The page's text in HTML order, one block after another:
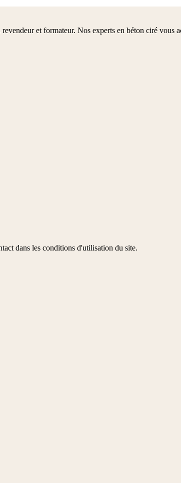
et formateur. Nos experts en béton ciré vous
dans les conditions d'utilisation du site.